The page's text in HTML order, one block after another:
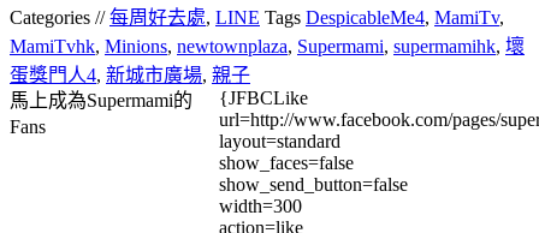
Categories //每周好去處, LINE Tags DespicableMe4, MamiTv,
MamiTvhk, Minions, newtownplaza, Supermami, supermamihk, 壞
蛋獎門人4, 新城市廣場, 親子
馬上成為Supermami的
Fans
{JFBCLike
url=http://www.facebook.com/pages/
layout=standard
show_faces=false
show_send_button=false
width=300
action=like